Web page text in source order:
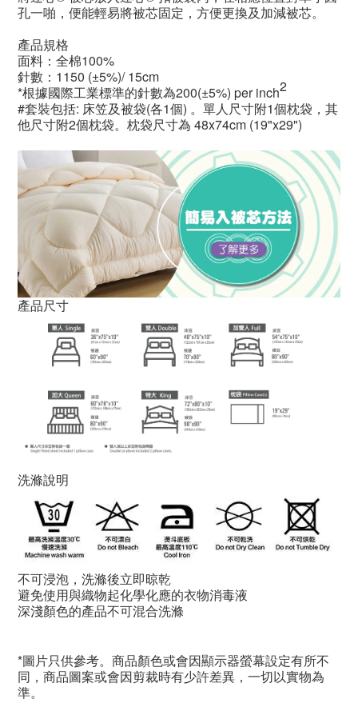
孔一啪，便能輕易將被芯固定，方便更換及加減被芯。
產品規格
面料：全棉100%
針數：1150 (±5%)/ 15cm
*根據國際工業標準的針數為200(±5%) per inch2
#套裝包括: 床笠及被袋(各1個) 。單人尺寸附1個枕袋，其
他尺寸附2個枕袋。枕袋尺寸為 48x74cm (19"x29")
產品尺寸
洗滌說明
不可浸泡，洗滌後立即晾乾
避免使用與織物起化學化應的衣物消毒液
深淺顏色的產品不可混合洗滌
*圖片只供參考。商品顏色或會因顯示器螢幕設定有所不
同，商品圖案或會因剪裁時有少許差異，一切以實物為
準。